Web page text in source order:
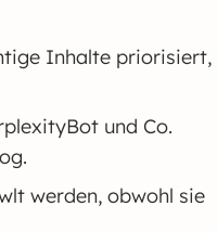
Inhalte priorisiert,
und Co.
werden, obwohl sie